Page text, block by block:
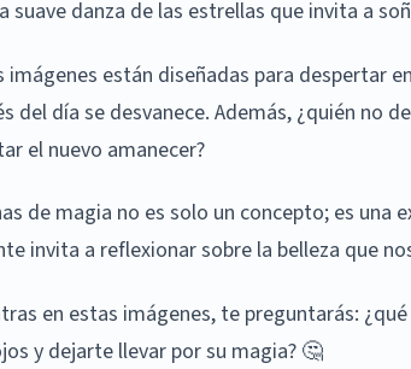
suave danza de las estrellas que invita a
imágenes están diseñadas para despertar
del día se desvanece. Además, ¿quién no
el nuevo amanecer?
de magia no es solo un concepto; es una
invita a reflexionar sobre la belleza que
en estas imágenes, te preguntarás:
y dejarte llevar por su magia? 🤔